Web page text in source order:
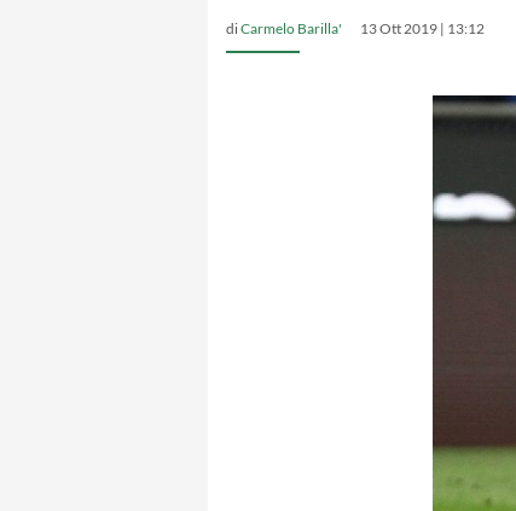
diCarmelo Barilla' 13 Ott 2019 | 13:12